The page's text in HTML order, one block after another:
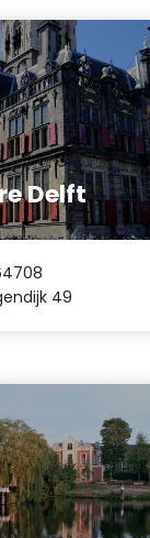
Delft
49